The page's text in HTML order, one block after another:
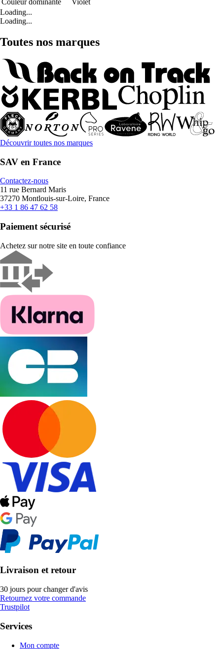
Couleur dominante
Violet
Loading...
Loading...
Toutes nos marques
Découvrir toutes nos marques
SAV en France
Contactez-nous
11 rue Bernard Maris
37270 Montlouis-sur-Loire, France
+33 1 86 47 62 58
Paiement sécurisé
Achetez sur notre site en toute confiance
Livraison et retour
30 jours pour changer d'avis
Retournez votre commande
Trustpilot
Services
Mon compte